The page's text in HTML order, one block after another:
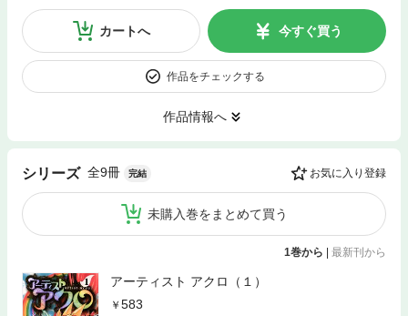
カートへ 今すぐ買う
作品をチェックする
作品情報へ
シリーズ 全9冊 完結 お気に入り登録
未購入巻をまとめて買う
1巻から | 最新刊から
アーティスト アクロ（１）
583